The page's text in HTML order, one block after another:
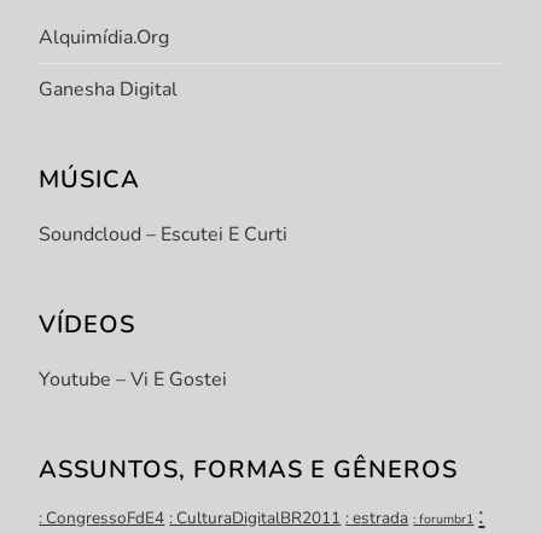
Alquimídia.org
Ganesha Digital
MÚSICA
Soundcloud – Escutei E Curti
VÍDEOS
Youtube – Vi E Gostei
ASSUNTOS, FORMAS E GÊNEROS
: CongressoFdE4 : CulturaDigitalBR2011 : estrada : forumbr1 :